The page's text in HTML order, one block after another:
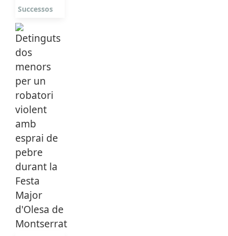
Successos